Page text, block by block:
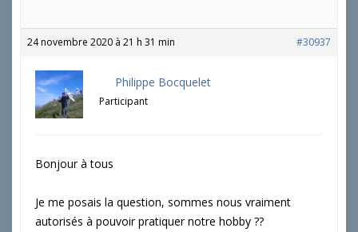
24 novembre 2020 à 21 h 31 min #30937
Philippe Bocquelet
Participant
Bonjour à tous
Je me posais la question, sommes nous vraiment
autorisés à pouvoir pratiquer notre hobby ??